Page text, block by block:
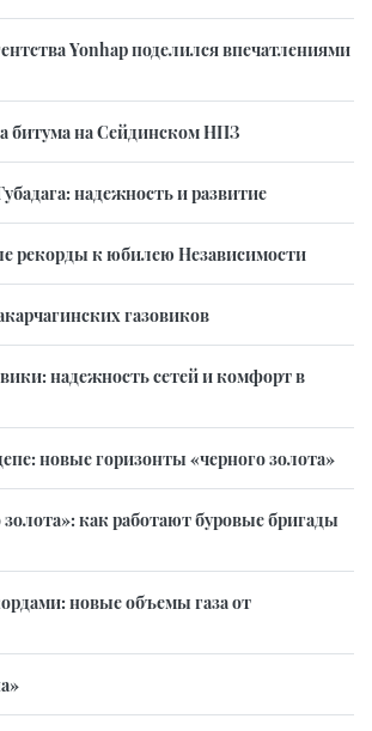
Yonhap поделился впечатлениями
битума на Сейдинском НПЗ
надежность и развитие
рекорды к юбилею Независимости
газовиков
надежность сетей и комфорт в
новые горизонты «черного золота»
как работают буровые бригады
новые объемы газа от